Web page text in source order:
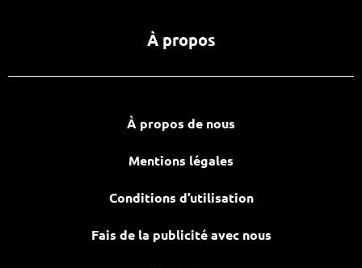
À propos
À propos de nous
Mentions légales
Conditions d’utilisation
Fais de la publicité avec nous